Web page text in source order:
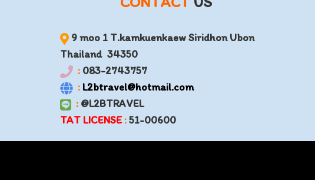
9 moo 1 T.kamkuenkaew Siridhon Ubon
Thailand 34350
: 083-2743757
: L2btravel@hotmail.com
: @L2BTRAVEL
TAT LICENSE:51-00600